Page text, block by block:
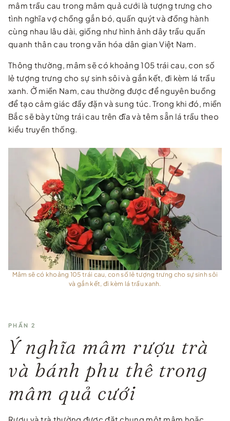
mâm trầu cau trong mâm quả cưới là tượng trưng cho
tình nghĩa vợ chồng gắn bó, quấn quýt và đồng hành
cùng nhau lâu dài, giống như hình ảnh dây trầu quấn
quanh thân cau trong văn hóa dân gian Việt Nam.
Thông thường, mâm sẽ có khoảng 105 trái cau, con số
lẻ tượng trưng cho sự sinh sôi và gắn kết, đi kèm lá trầu
xanh. Ở miền Nam, cau thường được để nguyên buồng
để tạo cảm giác đầy đặn và sung túc. Trong khi đó, miền
Bắc sẽ bày từng trái cau trên đĩa và têm sẵn lá trầu theo
kiểu truyền thống.
Mâm sẽ có khoảng 105 trái cau, con số lẻ tượng trưng cho sự sinh sôi
và gắn kết, đi kèm lá trầu xanh.
PHẦN 2
Ý nghĩa mâm rượu trà
và bánh phu thê trong
mâm quả cưới